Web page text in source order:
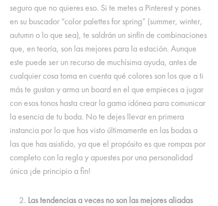
seguro que no quieres eso. Si te metes a Pinterest y pones
en su buscador “color palettes for spring” (summer, winter,
autumn o lo que sea), te saldrán un sinfín de combinaciones
que, en teoría, son las mejores para la estación. Aunque
este puede ser un recurso de muchísima ayuda, antes de
cualquier cosa toma en cuenta qué colores son los que a ti
más te gustan y arma un board en el que empieces a jugar
con esos tonos hasta crear la gama idónea para comunicar
la esencia de tu boda. No te dejes llevar en primera
instancia por lo que has visto últimamente en las bodas a
las que has asistido, ya que el propósito es que rompas por
completo con la regla y apuestes por una personalidad
única ¡de principio a fin!
Las tendencias a veces no son las mejores aliadas